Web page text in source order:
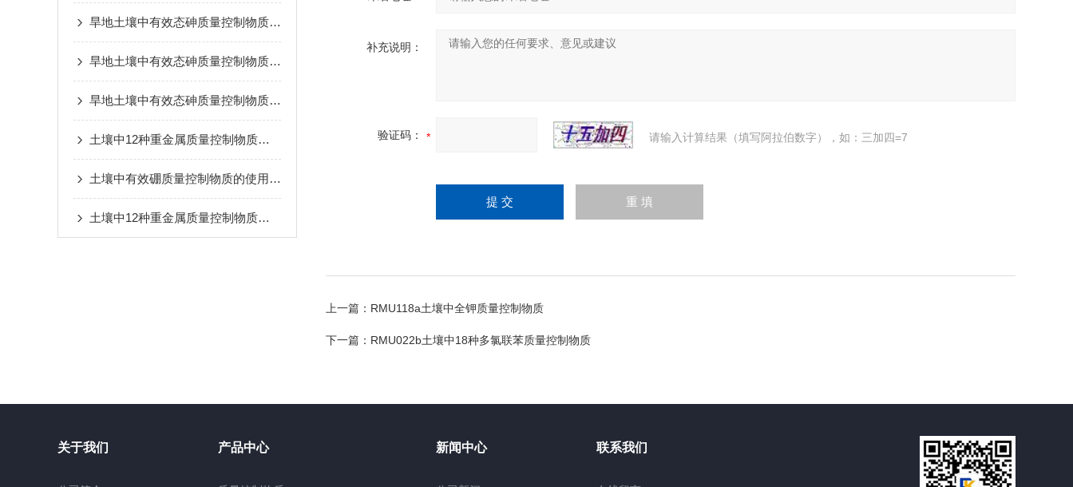
旱地土壤中有效态砷质量控制物质在土壤污染监测、风险评估中的应用价值解析
旱地土壤中有效态砷质量控制物质在农田土壤检测、土壤修复中的实操应用方案
旱地土壤中有效态砷质量控制物质选型要点与土壤环境检测中的应用方案详解
土壤中12种重金属质量控制物质的常见问题解答：定值偏差、基质效应干扰与结果修正的解决方案
土壤中有效硼质量控制物质的使用方法
土壤中12种重金属质量控制物质的储存与使用注意事项：规避污染、保障检测结果可靠的技巧
补充说明：
验证码： 请输入计算结果（填写阿拉伯数字），如：三加四=7
上一篇： RMU118a土壤中全钾质量控制物质
下一篇： RMU022b土壤中18种多氯联苯质量控制物质
关于我们 产品中心 新闻中心 联系我们